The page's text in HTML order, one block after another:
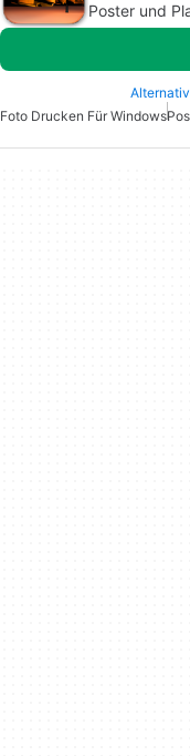
Poster und
Foto Drucken Für Windows